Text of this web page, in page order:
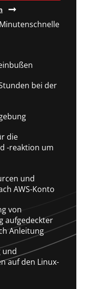
bei der
die
-reaktion um
und
AWS-Konto
von
aufgedeckter
Anleitung
und
auf den Linux-